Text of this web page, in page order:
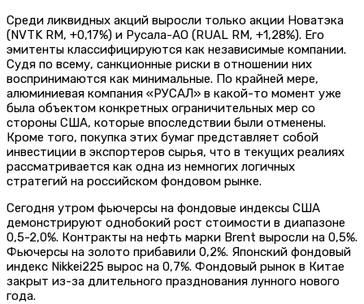
Среди ликвидных акций выросли только акции Новатэка
(NVTK RM, +0,17%) и Русала-АО (RUAL RM, +1,28%). Его
эмитенты классифицируются как независимые компании.
Судя по всему, санкционные риски в отношении них
воспринимаются как минимальные. По крайней мере,
алюминиевая компания «РУСАЛ» в какой-то момент уже
была объектом конкретных ограничительных мер со
стороны США, которые впоследствии были отменены.
Кроме того, покупка этих бумаг представляет собой
инвестиции в экспортеров сырья, что в текущих реалиях
рассматривается как одна из немногих логичных
стратегий на российском фондовом рынке.
Сегодня утром фьючерсы на фондовые индексы США
демонстрируют однобокий рост стоимости в диапазоне
0,5-2,0%. Контракты на нефть марки Brent выросли на 0,5%.
Фьючерсы на золото прибавили 0,2%. Японский фондовый
индекс Nikkei225 вырос на 0,7%. Фондовый рынок в Китае
закрыт из-за длительного празднования лунного нового
года.